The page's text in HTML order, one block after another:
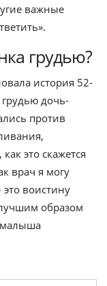
важные
грудью?
история 52-
дочь-
против
это скажется
врач я могу
воистину
образом
малыша